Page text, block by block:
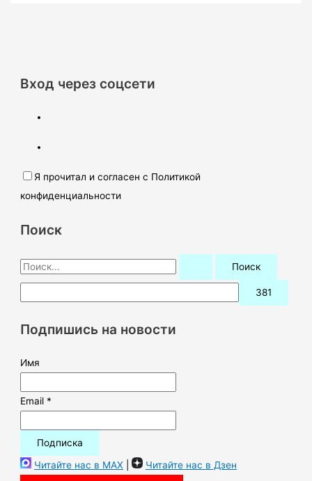
Вход через соцсети
Я прочитал и согласен с Политикой
конфиденциальности
Поиск
П
о
и
кПодпишись на новости
Имя
Email *
Читайте нас в MAX | Читайте нас в Дзен